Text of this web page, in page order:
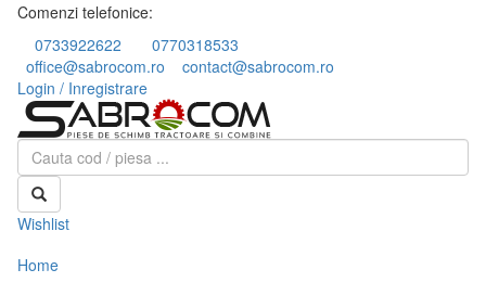
Comenzi telefonice:
0733922622
0770318533
office@sabrocom.ro
contact@sabrocom.ro
Login / Inregistrare
Wishlist
Home